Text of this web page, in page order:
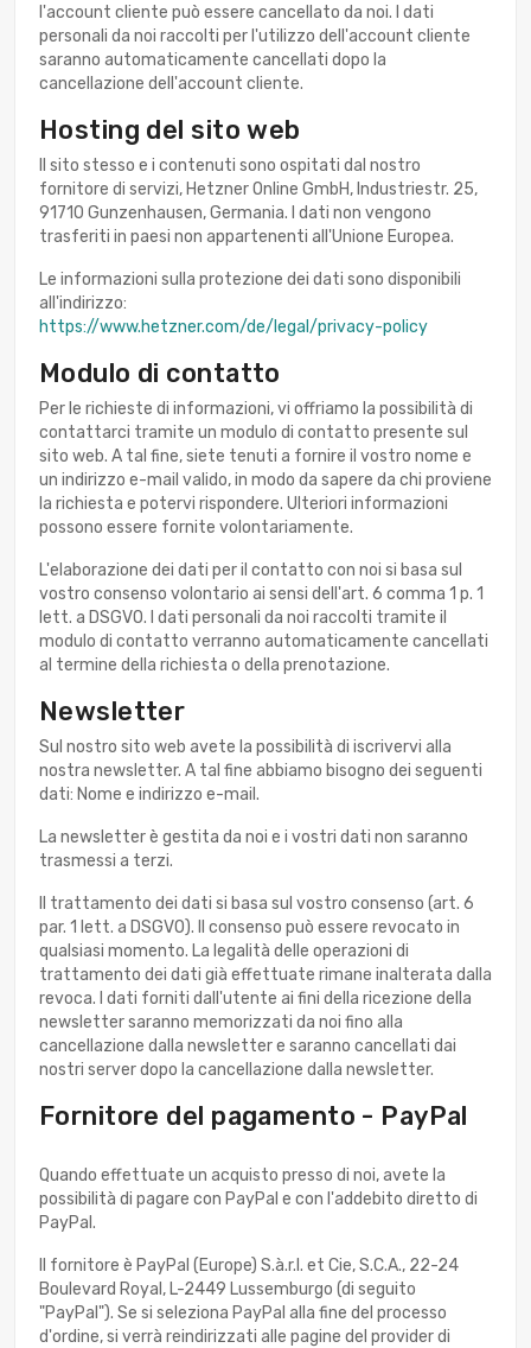
l'account cliente può essere cancellato da noi. I dati
personali da noi raccolti per l'utilizzo dell'account cliente
saranno automaticamente cancellati dopo la
cancellazione dell'account cliente.
Hosting del sito web
Il sito stesso e i contenuti sono ospitati dal nostro
fornitore di servizi, Hetzner Online GmbH, Industriestr. 25,
91710 Gunzenhausen, Germania. I dati non vengono
trasferiti in paesi non appartenenti all'Unione Europea.
Le informazioni sulla protezione dei dati sono disponibili
all'indirizzo:
https://www.hetzner.com/de/legal/privacy-policy
Modulo di contatto
Per le richieste di informazioni, vi offriamo la possibilità di
contattarci tramite un modulo di contatto presente sul
sito web. A tal fine, siete tenuti a fornire il vostro nome e
un indirizzo e-mail valido, in modo da sapere da chi proviene
la richiesta e potervi rispondere. Ulteriori informazioni
possono essere fornite volontariamente.
L'elaborazione dei dati per il contatto con noi si basa sul
vostro consenso volontario ai sensi dell'art. 6 comma 1 p. 1
lett. a DSGVO. I dati personali da noi raccolti tramite il
modulo di contatto verranno automaticamente cancellati
al termine della richiesta o della prenotazione.
Newsletter
Sul nostro sito web avete la possibilità di iscrivervi alla
nostra newsletter. A tal fine abbiamo bisogno dei seguenti
dati: Nome e indirizzo e-mail.
La newsletter è gestita da noi e i vostri dati non saranno
trasmessi a terzi.
Il trattamento dei dati si basa sul vostro consenso (art. 6
par. 1 lett. a DSGVO). Il consenso può essere revocato in
qualsiasi momento. La legalità delle operazioni di
trattamento dei dati già effettuate rimane inalterata dalla
revoca. I dati forniti dall'utente ai fini della ricezione della
newsletter saranno memorizzati da noi fino alla
cancellazione dalla newsletter e saranno cancellati dai
nostri server dopo la cancellazione dalla newsletter.
Fornitore del pagamento - PayPal
Quando effettuate un acquisto presso di noi, avete la
possibilità di pagare con PayPal e con l'addebito diretto di
PayPal.
Il fornitore è PayPal (Europe) S.à.r.l. et Cie, S.C.A., 22-24
Boulevard Royal, L-2449 Lussemburgo (di seguito
"PayPal"). Se si seleziona PayPal alla fine del processo
d'ordine, si verrà reindirizzati alle pagine del provider di